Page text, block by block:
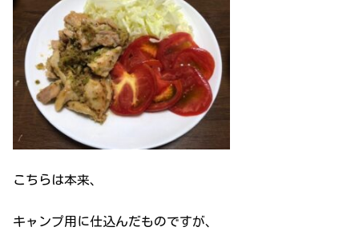
こちらは本来、
キャンプ用に仕込んだものですが、